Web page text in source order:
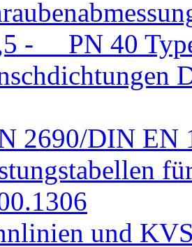
- PN 40
2690/DIN EN
und